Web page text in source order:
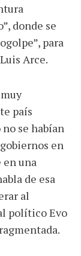
donde se
para
Arce.
país
se habían
en
en una
de esa
al
político Evo